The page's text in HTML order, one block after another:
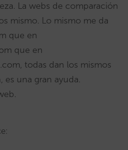
La webs de comparación
mismo. Lo mismo me da
que en
que en
todas dan los mismos
es una gran ayuda.